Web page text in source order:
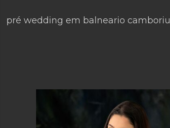
pré wedding em balneario camboriu